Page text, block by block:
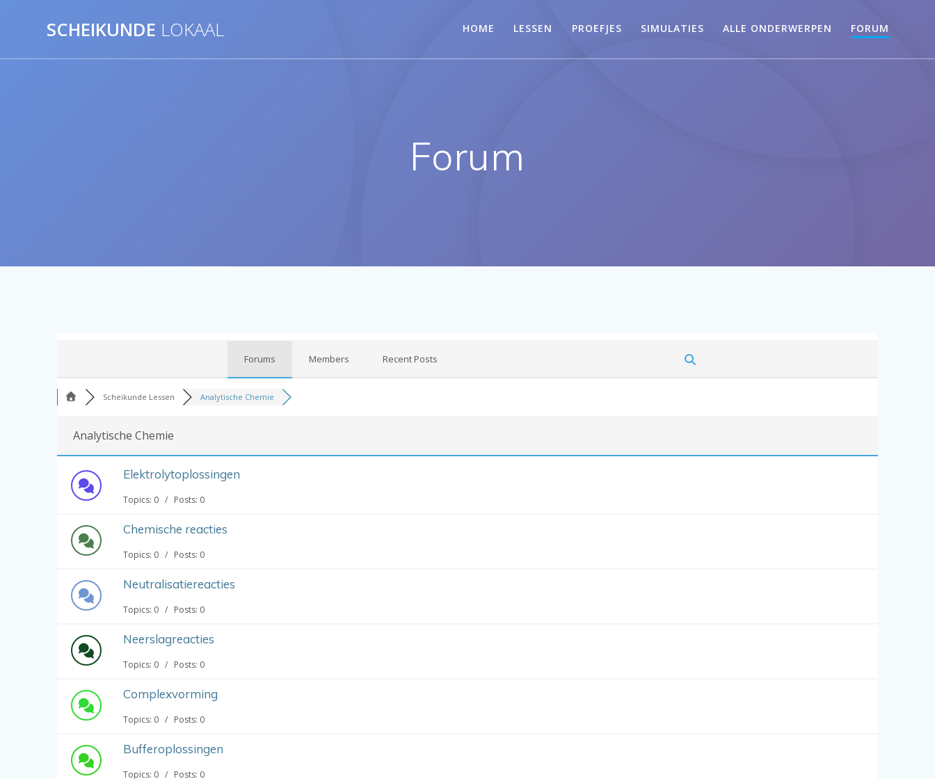
inhoud
SCHEIKUNDE LOKAAL HOME LESSEN PROEFJES SIMULATIES ALLE ONDERWERPEN FORUM
Forum
Forums Members Recent Posts
Scheikunde Lessen Analytische Chemie
Analytische Chemie
Elektrolytoplossingen
Topics: 0 / Posts: 0
Chemische reacties
Topics: 0 / Posts: 0
Neutralisatiereacties
Topics: 0 / Posts: 0
Neerslagreacties
Topics: 0 / Posts: 0
Complexvorming
Topics: 0 / Posts: 0
Bufferoplossingen
Topics: 0 / Posts: 0